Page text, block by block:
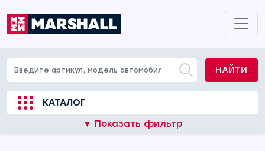
НАЙТИ
КАТАЛОГ
▼ Показать фильтр